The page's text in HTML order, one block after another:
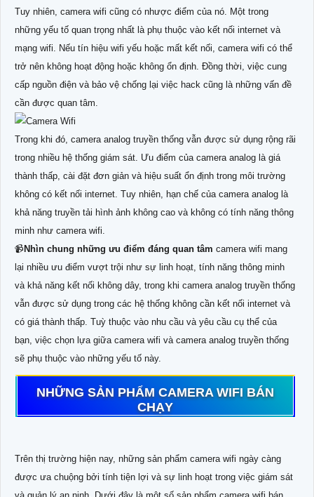
Tuy nhiên, camera wifi cũng có nhược điểm của nó. Một trong
những yếu tố quan trọng nhất là phụ thuộc vào kết nối internet và
mạng wifi. Nếu tín hiệu wifi yếu hoặc mất kết nối, camera wifi có thể
trở nên không hoạt động hoặc không ổn định. Đồng thời, việc cung
cấp nguồn điện và bảo vệ chống lại việc hack cũng là những vấn đề
cần được quan tâm.
Trong khi đó, camera analog truyền thống vẫn được sử dụng rộng rãi
trong nhiều hệ thống giám sát. Ưu điểm của camera analog là giá
thành thấp, cài đặt đơn giản và hiệu suất ổn định trong môi trường
không có kết nối internet. Tuy nhiên, hạn chế của camera analog là
khả năng truyền tải hình ảnh không cao và không có tính năng thông
minh như camera wifi.
📹 Nhìn chung những ưu điểm đáng quan tâm camera wifi mang
lại nhiều ưu điểm vượt trội như sự linh hoạt, tính năng thông minh
và khả năng kết nối không dây, trong khi camera analog truyền thống
vẫn được sử dụng trong các hệ thống không cần kết nối internet và
có giá thành thấp. Tuỳ thuộc vào nhu cầu và yêu cầu cụ thể của
bạn, việc chọn lựa giữa camera wifi và camera analog truyền thống
sẽ phụ thuộc vào những yếu tố này.
NHỮNG SẢN PHẨM CAMERA WIFI BÁN
CHẠY
Trên thị trường hiện nay, những sản phẩm camera wifi ngày càng
được ưa chuộng bởi tính tiện lợi và sự linh hoạt trong việc giám sát